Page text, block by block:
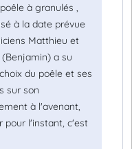
à granulés ,
à la date prévue
Matthieu et
a su
du poêle et ses
sur son
à l'avenant,
pour l'instant, c'est